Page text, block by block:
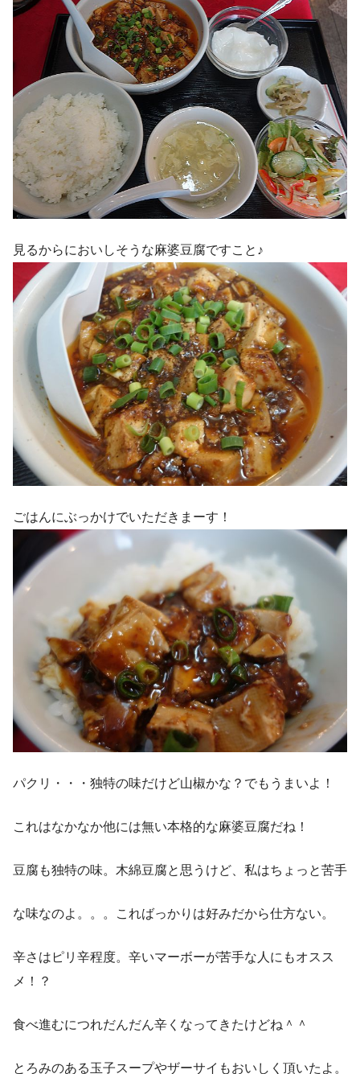
見るからにおいしそうな麻婆豆腐ですこと♪
ごはんにぶっかけでいただきまーす！
パクリ・・・独特の味だけど山椒かな？でもうまいよ！
これはなかなか他には無い本格的な麻婆豆腐だね！
豆腐も独特の味。木綿豆腐と思うけど、私はちょっと苦手
な味なのよ。。。こればっかりは好みだから仕方ない。
辛さはピリ辛程度。辛いマーボーが苦手な人にもオスス
メ！？
食べ進むにつれだんだん辛くなってきたけどね＾＾
とろみのある玉子スープやザーサイもおいしく頂いたよ。